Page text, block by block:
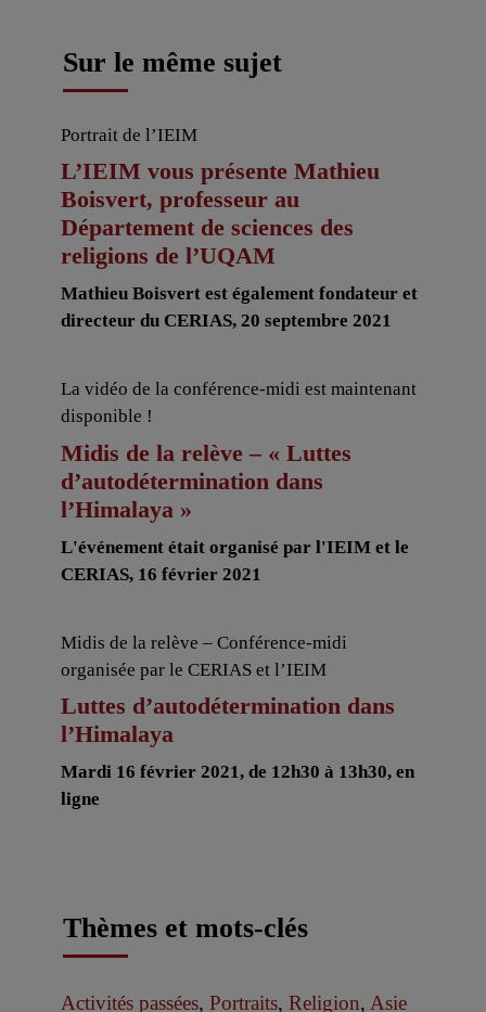
Sur le même sujet
Portrait de l’IEIM
L’IEIM vous présente Mathieu
Boisvert, professeur au
Département de sciences des
religions de l’UQAM
Mathieu Boisvert est également fondateur et
directeur du CERIAS, 20 septembre 2021
La vidéo de la conférence-midi est maintenant
disponible !
Midis de la relève – « Luttes
d’autodétermination dans
l’Himalaya »
L'événement était organisé par l'IEIM et le
CERIAS, 16 février 2021
Midis de la relève – Conférence-midi
organisée par le CERIAS et l’IEIM
Luttes d’autodétermination dans
l’Himalaya
Mardi 16 février 2021, de 12h30 à 13h30, en
ligne
Thèmes et mots-clés
Activités passées, Portraits, Religion, Asie